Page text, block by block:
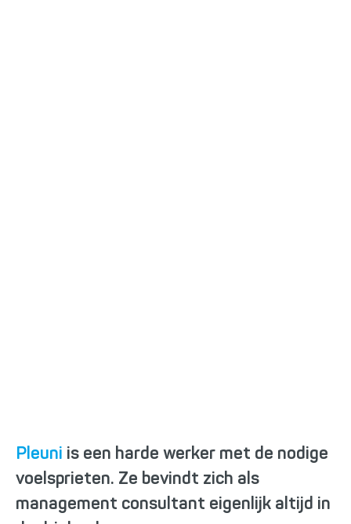
Pleuni is een harde werker met de nodige
voelsprieten. Ze bevindt zich als
management consultant eigenlijk altijd in